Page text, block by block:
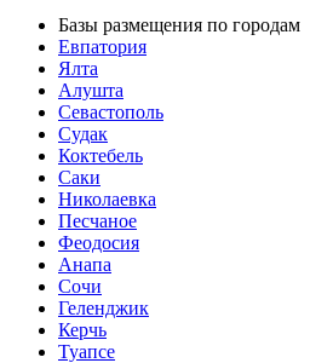
Базы размещения по городам
Евпатория
Ялта
Алушта
Севастополь
Судак
Коктебель
Саки
Николаевка
Песчаное
Феодосия
Анапа
Сочи
Геленджик
Керчь
Туапсе